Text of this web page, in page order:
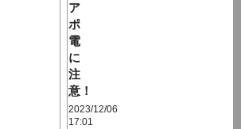
ア
ポ
電
に
注
意！
2023/12/06
17:01